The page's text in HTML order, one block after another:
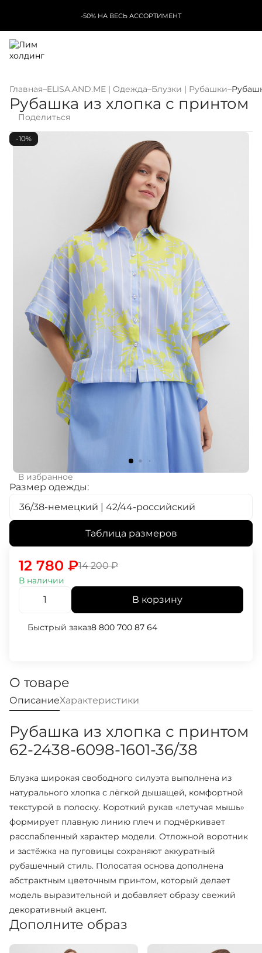
-50% НА ВЕСЬ АССОРТИМЕНТ
Главная–ELISA.AND.ME | Одежда–Блузки | Рубашки–
Рубашка из хлопка с принтом
Поделиться
-10%
В избранное
Размер одежды:
36/38-немецкий | 42/44-российский
Таблица размеров
14 200₽
12 780 ₽
В наличии
В корзину
Быстрый заказ8 800 700 87 64
О товаре
ОписаниеХарактеристики
Рубашка из хлопка с принтом
62-2438-6098-1601-36/38
Блузка широкая свободного силуэта выполнена из
натурального хлопка с лёгкой дышащей, комфортной
текстурой в полоску. Короткий рукав «летучая мышь»
формирует плавную линию плеч и подчёркивает
расслабленный характер модели. Отложной воротник
и застёжка на пуговицы сохраняют аккуратный
рубашечный стиль. Полосатая основа дополнена
абстрактным цветочным принтом, который делает
модель выразительной и добавляет образу свежий
декоративный акцент.
Дополните образ